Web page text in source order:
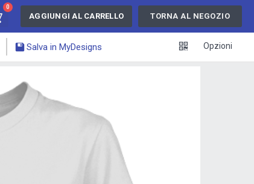
0
AGGIUNGI AL CARRELLO TORNA AL NEGOZIO
Salva in MyDesigns Opzioni